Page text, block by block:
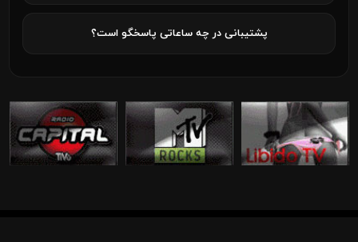
پشتیبانی در چه ساعاتی پاسخگو است؟